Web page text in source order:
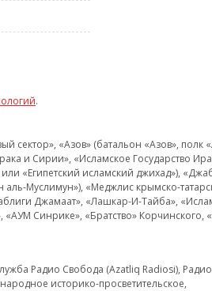
.
«Азов» (батальон «Азов», полк
и Сирии», «Исламское Государство
«Египетский исламский джихад»),
Муслимун»), «Меджлис крымско-
Джамаат», «Лашкар-И-Тайба»,
Синрике», «Братство» Корчинского,
Радио Свобода (Azatliq Radiosi),
историко-просветительское,